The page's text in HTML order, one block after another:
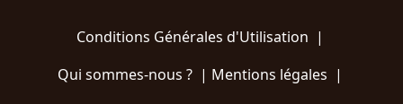
Conditions Générales d'Utilisation |
Qui sommes-nous ?| Mentions légales |